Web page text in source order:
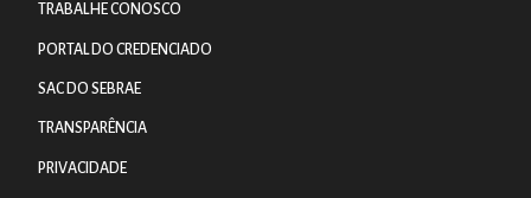
TRABALHE CONOSCO
PORTAL DO CREDENCIADO
SAC DO SEBRAE
TRANSPARÊNCIA
PRIVACIDADE